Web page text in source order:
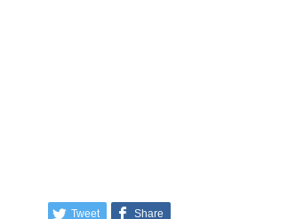
Tweet Share